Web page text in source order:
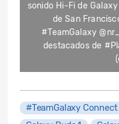
sonido Hi-Fi de
de San
#TeamGalaxy
destacados de
#TeamGalaxy Connect